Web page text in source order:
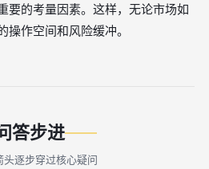
要的考量因素。这样，无论市场如
作空间和风险缓冲。
答步进
头逐步穿过核心疑问